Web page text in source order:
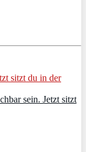
sein. Jetzt sitzt